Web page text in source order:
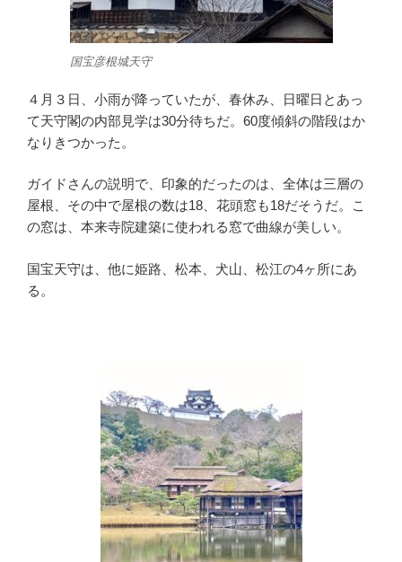
国宝彦根城天守
４月３日、小雨が降っていたが、春休み、日曜日とあっ
て天守閣の内部見学は30分待ちだ。60度傾斜の階段はか
なりきつかった。
ガイドさんの説明で、印象的だったのは、全体は三層の
屋根、その中で屋根の数は18、花頭窓も18だそうだ。こ
の窓は、本来寺院建築に使われる窓で曲線が美しい。
国宝天守は、他に姫路、松本、犬山、松江の4ヶ所にあ
る。